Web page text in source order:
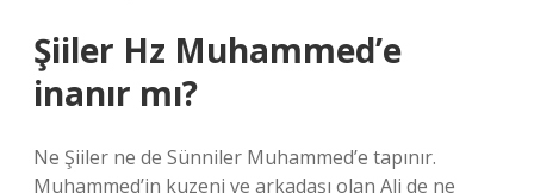
Şiiler Hz Muhammed’e
inanır mı?
Ne Şiiler ne de Sünniler Muhammed’e tapınır.
Muhammed’in kuzeni ve arkadaşı olan Ali de ne